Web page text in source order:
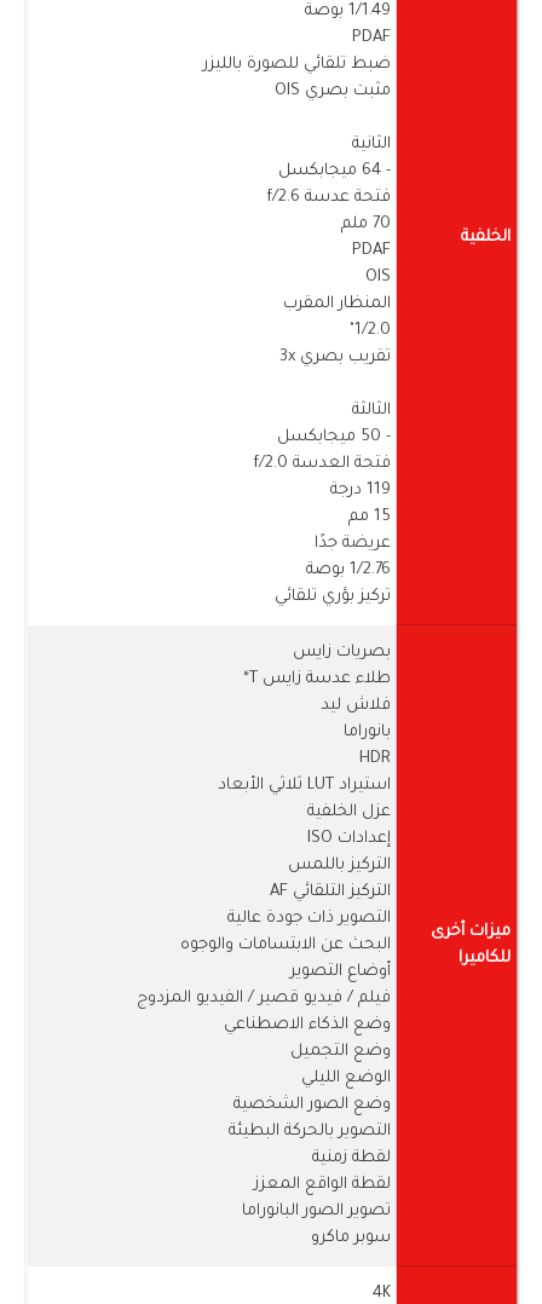
الخلفية
1/1.49 بوصة
PDAF
ضبط تلقائي للصورة بالليزر
مثبت بصري OIS
الثانية
- 64 ميجابكسل
فتحة عدسة f/2.6
70 ملم
PDAF
OIS
المنظار المقرب
1/2.0"
تقريب بصري 3x
الثالثة
- 50 ميجابكسل
فتحة العدسة f/2.0
119 درجة
15 مم
عريضة جدًا
1/2.76 بوصة
تركيز بؤري تلقائي
ميزات أخرى
للكاميرا
بصريات زايس
طلاء عدسة زايس T*
فلاش ليد
بانوراما
HDR
استيراد LUT ثلاثي الأبعاد
عزل الخلفية
إعدادات ISO
التركيز باللمس
التركيز التلقائي AF
التصوير ذات جودة عالية
البحث عن الابتسامات والوجوه
أوضاع التصوير
فيلم / فيديو قصير / الفيديو المزدوج
وضع الذكاء الاصطناعي
وضع التجميل
الوضع الليلي
وضع الصور الشخصية
التصوير بالحركة البطيئة
لقطة زمنية
لقطة الواقع المعزز
تصوير الصور البانوراما
سوبر ماكرو
4K